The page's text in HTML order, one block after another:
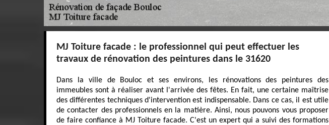
MJ Toiture facade : le professionnel qui peut effectuer les
travaux de rénovation des peintures dans le 31620
Dans la ville de Bouloc et ses environs, les rénovations des peintures des
immeubles sont à réaliser avant l'arrivée des fêtes. En fait, une certaine maîtrise
des différentes techniques d'intervention est indispensable. Dans ce cas, il est utile
de contacter des professionnels en la matière. Ainsi, nous pouvons vous proposer
de faire confiance à MJ Toiture facade. C'est un expert qui a suivi des formations